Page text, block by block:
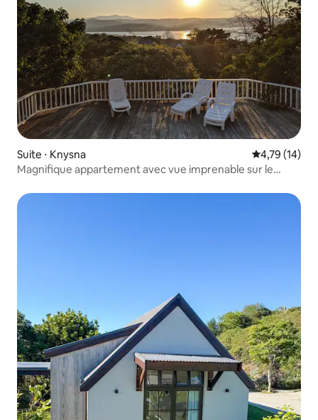
Suite ⋅ Knysna Évaluation
4,79 (14)
Magnifique appartement avec vue imprenable sur le